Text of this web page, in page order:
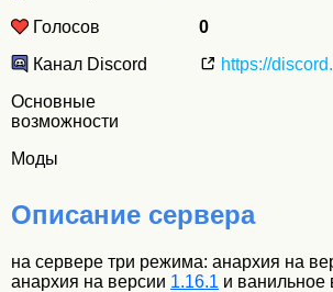
Голосов
0
Канал Discord
https://
Основные
возможности
Моды
Описание сервера
на сервере три режима: анархия на
анархия на версии 1.16.1 и